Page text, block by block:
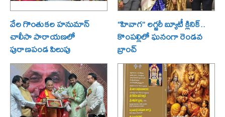
వేల గొంతుకల హనుమాన్
చాలీసా పారాయణలో
పురాణపండ పిలుపు
“హివాగ” లగ్జరీ బ్యూటీ క్లినిక్..
కొంపల్లిలో ఘనంగా రెండవ
బ్రాంచ్